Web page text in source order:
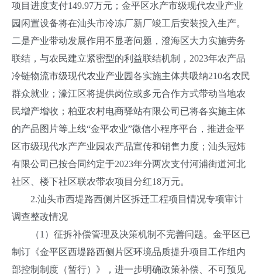
项目进度支付149.97万元；金平区水产市级现代农业产业
园闲置设备将在汕头市冷冻厂新厂竣工后安装投入生产。
二是产业带动发展作用不显著问题，澄海区大力实施劳务
联结，与农民建立紧密型的利益联结机制，2023年农产品
冷链物流市级现代农业产业园各实施主体共吸纳210名农民
群众就业；濠江区将提供岗位或多元合作方式带动当地农
民增产增收；柏亚农村电商驿站有限公司已将各实施主体
的产品图片等上线“金平农业”微信小程序平台，推进金平
区市级现代水产产业园农产品宣传和销售力度；汕头冠炜
有限公司已按合同约定于2023年分两次支付河浦街道河北
社区、楼下社区联农带农项目分红18万元。
2.汕头市西堤路西侧片区拆迁工程项目情况专项审计
调查整改情况
（1）征拆补偿管理及决策机制不完善问题。金平区已
制订《金平区西堤路西侧片区环境品质提升项目工作组内
部控制制度（暂行）》，进一步明确政策补偿、不可预见